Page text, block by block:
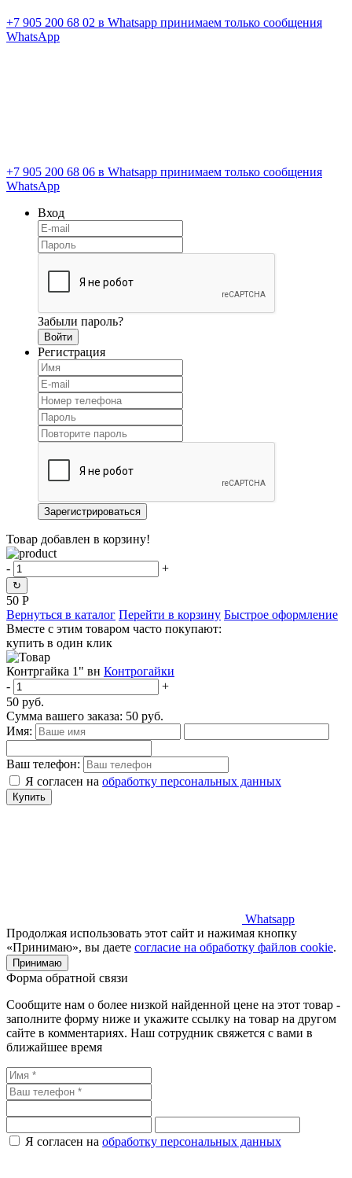
+7 905 200 68 02 в Whatsapp принимаем только сообщения
WhatsApp
+7 905 200 68 06 в Whatsapp принимаем только сообщения
WhatsApp
Вход
Забыли пароль?
Регистрация
Товар добавлен в корзину!
- +
↻
50 Р
Вернуться в каталог Перейти в корзину Быстрое оформление
Вместе с этим товаром часто покупают:
купить в один клик
Контргайка 1" вн Контрогайки
-
+
50 руб.
Сумма вашего заказа: 50 руб.
Имя:
Ваш телефон:
Я согласен на обработку персональных данных
Купить
Whatsapp
Продолжая использовать этот сайт и нажимая кнопку
«Принимаю», вы даете согласие на обработку файлов cookie.
Принимаю
Форма обратной связи
Сообщите нам о более низкой найденной цене на этот товар -
заполните форму ниже и укажите ссылку на товар на другом
сайте в комментариях. Наш сотрудник свяжется с вами в
ближайшее время
Я согласен на обработку персональных данных